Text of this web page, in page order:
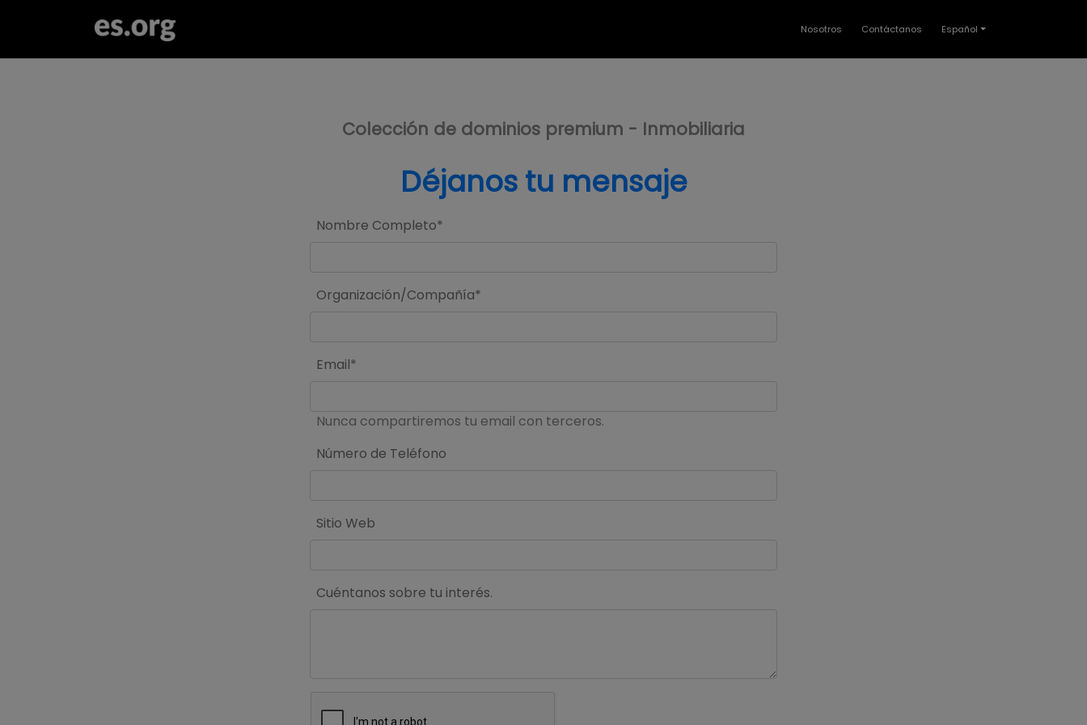
Nosotros Contáctanos Español
Colección de dominios premium - Inmobiliaria
Déjanos tu mensaje
Nombre Completo*
Organización/Compañía*
Email*
Nunca compartiremos tu email con terceros.
Número de Teléfono
Sitio Web
Cuéntanos sobre tu interés.